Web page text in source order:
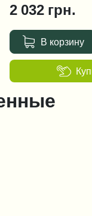
2 032 грн.
В корзину